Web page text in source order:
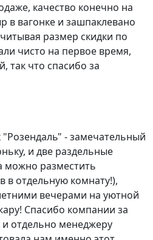
качество конечно на
в вагонке и зашпаклевано
размер скидки по
чисто на первое время,
так что спасибо за
- замечательный
и две раздельные
можно разместить
в отдельную комнату!),
вечерами на уютной
Спасибо компании за
отдельно менеджеру